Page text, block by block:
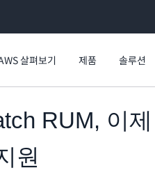
살펴보기 제품 솔루션
RUM, 이
원